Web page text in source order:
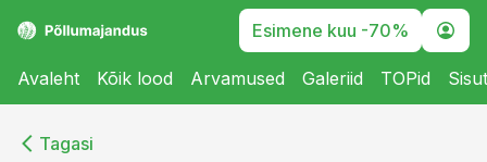
Esimene kuu -70%
Avaleht Kõik lood Arvamused Galeriid TOPid
Tagasi